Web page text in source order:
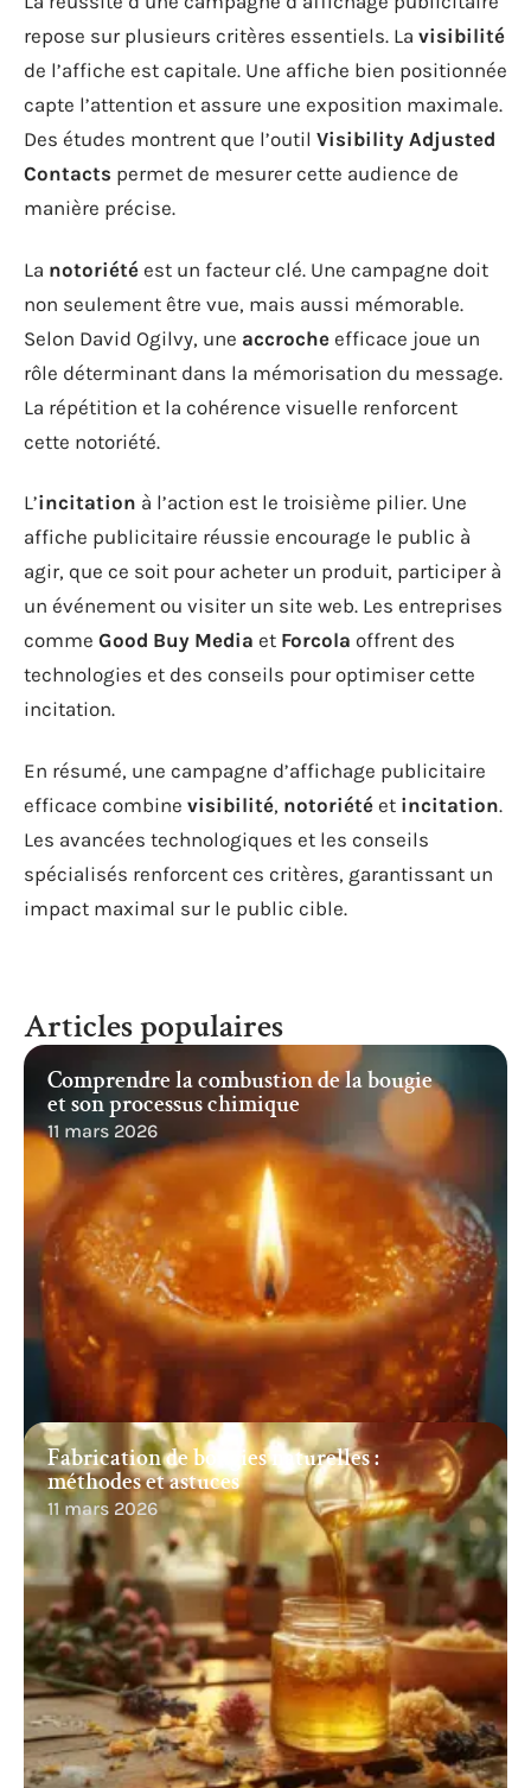
repose sur plusieurs critères essentiels. La visibilité
de l’affiche est capitale. Une affiche bien positionnée
capte l’attention et assure une exposition maximale.
Des études montrent que l’outil Visibility Adjusted
Contacts permet de mesurer cette audience de
manière précise.
La notoriété est un facteur clé. Une campagne doit
non seulement être vue, mais aussi mémorable.
Selon David Ogilvy, une accroche efficace joue un
rôle déterminant dans la mémorisation du message.
La répétition et la cohérence visuelle renforcent
cette notoriété.
L’incitation à l’action est le troisième pilier. Une
affiche publicitaire réussie encourage le public à
agir, que ce soit pour acheter un produit, participer à
un événement ou visiter un site web. Les entreprises
comme Good Buy Media et Forcola offrent des
technologies et des conseils pour optimiser cette
incitation.
En résumé, une campagne d’affichage publicitaire
efficace combine visibilité, notoriété et incitation.
Les avancées technologiques et les conseils
spécialisés renforcent ces critères, garantissant un
impact maximal sur le public cible.
Articles populaires
Comprendre la combustion de la bougie
et son processus chimique
11 mars 2026
Fabrication de bougies naturelles :
méthodes et astuces
11 mars 2026